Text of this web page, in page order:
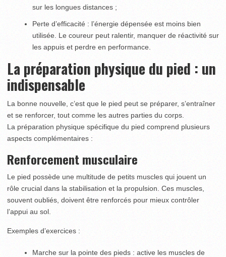
sur les longues distances ;
Perte d’efficacité : l’énergie dépensée est moins bien
utilisée. Le coureur peut ralentir, manquer de réactivité sur
les appuis et perdre en performance.
La préparation physique du pied : un
indispensable
La bonne nouvelle, c’est que le pied peut se préparer, s’entraîner
et se renforcer, tout comme les autres parties du corps.
La préparation physique spécifique du pied comprend plusieurs
aspects complémentaires :
Renforcement musculaire
Le pied possède une multitude de petits muscles qui jouent un
rôle crucial dans la stabilisation et la propulsion. Ces muscles,
souvent oubliés, doivent être renforcés pour mieux contrôler
l’appui au sol.
Exemples d’exercices :
Marche sur la pointe des pieds : active les muscles de